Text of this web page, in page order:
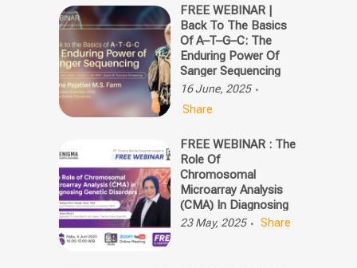
FREE WEBINAR |
Back To The Basics
Of A–T–G–C: The
Enduring Power Of
Sanger Sequencing
16 June, 2025
Share
FREE WEBINAR : The
Role Of
Chromosomal
Microarray Analysis
(CMA) In Diagnosing
Genetic Disorders
23 May, 2025 Share